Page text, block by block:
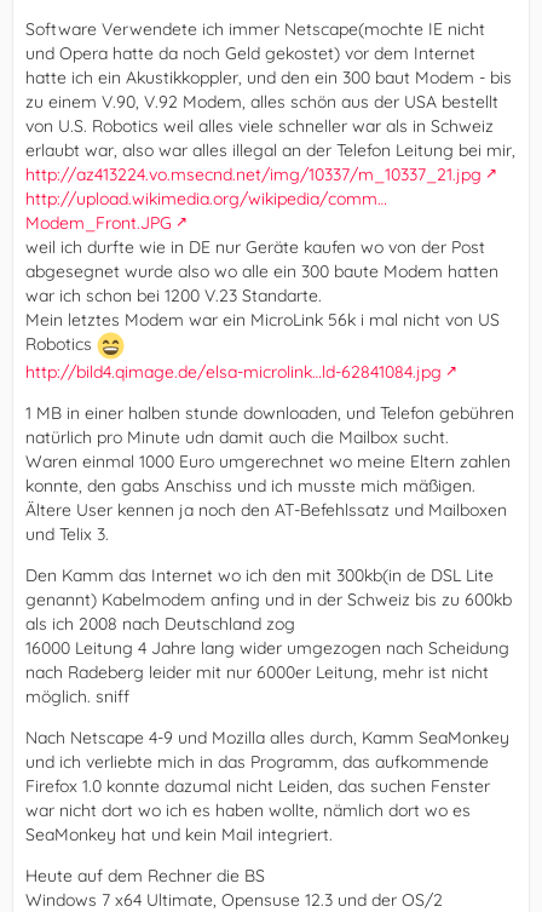
Software Verwendete ich immer Netscape(mochte IE nicht
und Opera hatte da noch Geld gekostet) vor dem Internet
hatte ich ein Akustikkoppler, und den ein 300 baut Modem - bis
zu einem V.90, V.92 Modem, alles schön aus der USA bestellt
von U.S. Robotics weil alles viele schneller war als in Schweiz
erlaubt war, also war alles illegal an der Telefon Leitung bei mir,
http://az413224.vo.msecnd.net/img/10337/m_10337_21.jpg
http://upload.wikimedia.org/wikipedia/comm…
Modem_Front.JPG
weil ich durfte wie in DE nur Geräte kaufen wo von der Post
abgesegnet wurde also wo alle ein 300 baute Modem hatten
war ich schon bei 1200 V.23 Standarte.
Mein letztes Modem war ein MicroLink 56k i mal nicht von US
Robotics
http://bild4.qimage.de/elsa-microlink…ld-62841084.jpg
1 MB in einer halben stunde downloaden, und Telefon gebühren
natürlich pro Minute udn damit auch die Mailbox sucht.
Waren einmal 1000 Euro umgerechnet wo meine Eltern zahlen
konnte, den gabs Anschiss und ich musste mich mäßigen.
Ältere User kennen ja noch den AT-Befehlssatz und Mailboxen
und Telix 3.
Den Kamm das Internet wo ich den mit 300kb(in de DSL Lite
genannt) Kabelmodem anfing und in der Schweiz bis zu 600kb
als ich 2008 nach Deutschland zog
16000 Leitung 4 Jahre lang wider umgezogen nach Scheidung
nach Radeberg leider mit nur 6000er Leitung, mehr ist nicht
möglich. sniff
Nach Netscape 4-9 und Mozilla alles durch, Kamm SeaMonkey
und ich verliebte mich in das Programm, das aufkommende
Firefox 1.0 konnte dazumal nicht Leiden, das suchen Fenster
war nicht dort wo ich es haben wollte, nämlich dort wo es
SeaMonkey hat und kein Mail integriert.
Heute auf dem Rechner die BS
Windows 7 x64 Ultimate, Opensuse 12.3 und der OS/2